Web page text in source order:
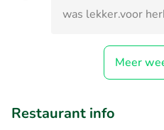
was lekker.voor
Meer
Restaurant info